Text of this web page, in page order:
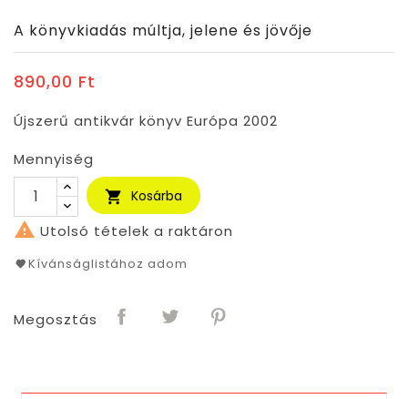
A könyvkiadás múltja, jelene és jövője
890,00 Ft
Újszerű antikvár könyv Európa 2002
Mennyiség
 Kosárba
 Utolsó tételek a raktáron
Kívánságlistához adom
Megosztás